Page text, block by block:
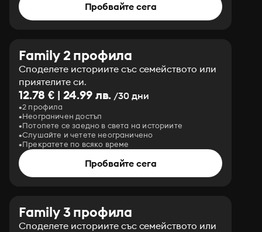
Пробвайте сега
Family 2 профила
Споделете историите със семейството или
приятелите си.
12.78 € | 24.99 лв. /30 дни
2 профила
Неограничен достъп
Потопете се заедно в света на историите
Слушайте и четете неограничено
Прекратете по всяко време
Пробвайте сега
Family 3 профила
Споделете историите със семейството или